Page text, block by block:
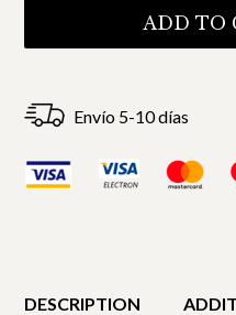
ADD TO
Envío 5-10 días
DESCRIPTION